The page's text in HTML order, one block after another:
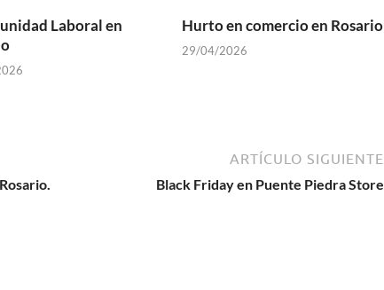
Laboral en
Hurto en comercio en Rosario
29/04/2026
ARTÍCULO SIGUIENTE
Black Friday en Puente Piedra Store